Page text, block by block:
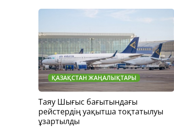
ҚАЗАҚСТАН ЖАҢАЛЫҚТАРЫ
Таяу Шығыс бағытындағы
рейстердің уақытша тоқтатылуы
ұзартылды